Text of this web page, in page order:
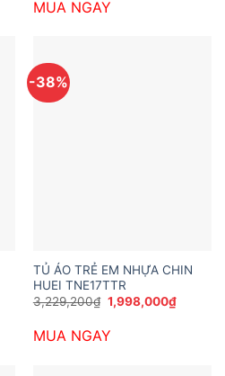
4,158,000₫.
MUA NGAY
-38%
TỦ ÁO TRẺ EM NHỰA CHIN
HUEI TNE17TTR
3,229,200₫ Giá
gốc
3,229,200₫.
1,998,000₫Giá
hiện
MUA NGAY